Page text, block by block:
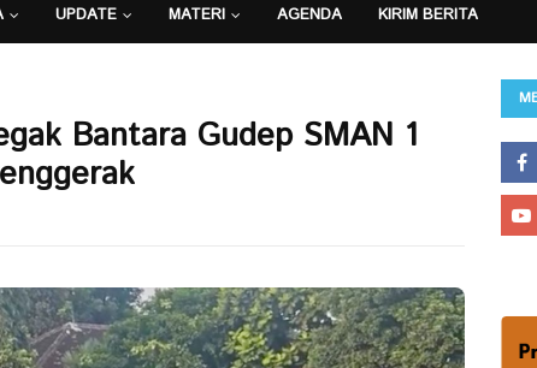
UPDATE MATERI AGENDA KIRIM BERITA
Bantara Gudep SMAN 1